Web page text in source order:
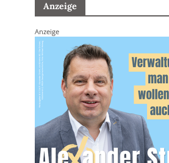
Anzeige
Anzeige